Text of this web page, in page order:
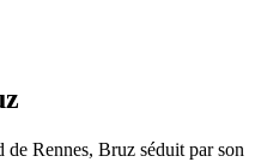
de Rennes, Bruz séduit par son